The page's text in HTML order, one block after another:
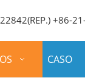
+86-
CASO